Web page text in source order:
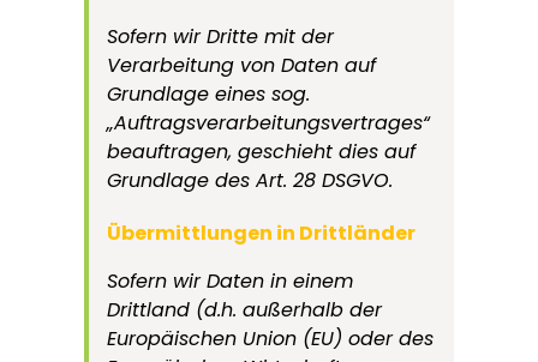
Sofern wir Dritte mit der
Verarbeitung von Daten auf
Grundlage eines sog.
„Auftragsverarbeitungsvertrages“
beauftragen, geschieht dies auf
Grundlage des Art. 28 DSGVO.
Übermittlungen in Drittländer
Sofern wir Daten in einem
Drittland (d.h. außerhalb der
Europäischen Union (EU) oder des